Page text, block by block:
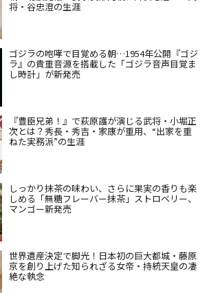
将・谷忠澄の生涯
ゴジラの咆哮で目覚める朝…1954年公開『ゴジ
ラ』の貴重音源を搭載した「ゴジラ音声目覚ま
し時計」が新発売
『豊臣兄弟！』で萩原護が演じる武将・小堀正
次とは？秀長・秀吉・家康が重用、“出家を重
ねた実務派”の生涯
しっかり抹茶の味わい、さらに果実の香りも楽
しめる「無糖フレーバー抹茶」ストロベリー、
マンゴー新発売
世界遺産決定で脚光！日本初の巨大都城・藤原
京を創り上げた知られざる女帝・持統天皇の凄
絶な執念